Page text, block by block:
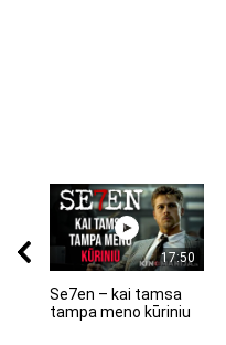
17:50
Se7en – kai tamsa
tampa meno kūriniu